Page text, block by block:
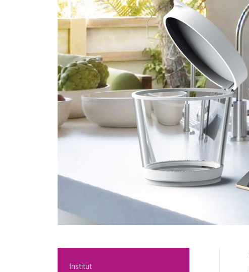
Institut